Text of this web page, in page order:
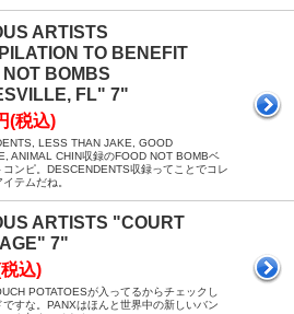
ARTISTS
TO BENEFIT
NOT BOMBS
FL" 7"
(税込)
LESS THAN JAKE, GOOD
ANIMAL CHIN収録のFOOD NOT BOMBベ
コンピ。DESCENDENTS収録ってことでコレ
テムだね。
ARTISTS "COURT
7"
込)
POTATOESが入ってるからチェックし
ですな。PANXはほんと世界中の新しいバン